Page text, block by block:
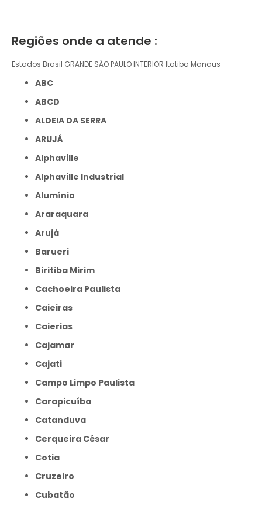
Regiões onde a atende :
Estados Brasil GRANDE SÃO PAULO INTERIOR Itatiba Manaus
ABC
ABCD
ALDEIA DA SERRA
ARUJÁ
Alphaville
Alphaville Industrial
Alumínio
Araraquara
Arujá
Barueri
Biritiba Mirim
Cachoeira Paulista
Caieiras
Caierias
Cajamar
Cajati
Campo Limpo Paulista
Carapicuíba
Catanduva
Cerqueira César
Cotia
Cruzeiro
Cubatão